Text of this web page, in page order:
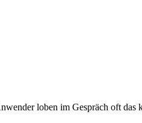
loben im Gespräch oft